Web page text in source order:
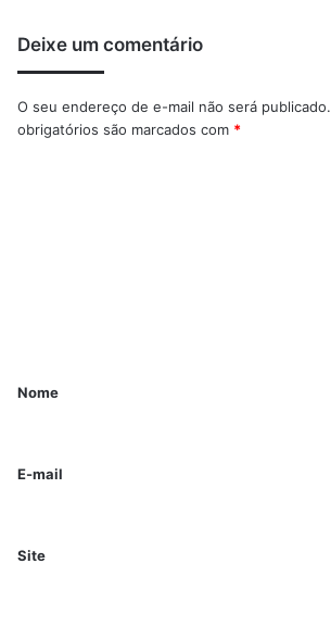
Deixe um comentário
O seu endereço de e-mail não será publicado.
obrigatórios são marcados com *
Nome
E-mail
Site